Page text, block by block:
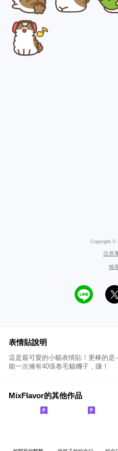
Copyright ©
注意
檢
表情貼說明
這是最可愛的小貓表情貼！更棒的
能一次擁有40張卷毛貓糰子，賺！
MixFlavor的其他作品